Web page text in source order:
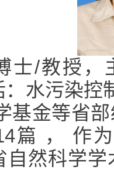
士/教授，
水污染控
基金等省
篇 ， 作
自然科学